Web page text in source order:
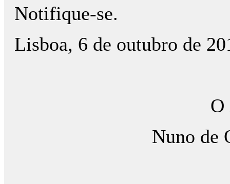
Notifique-se.
Lisboa, 6 de outubro de
Nuno de